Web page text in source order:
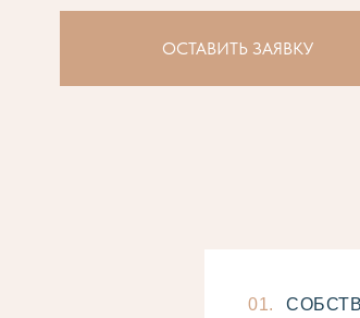
ОСТАВИТЬ ЗАЯВКУ
01.